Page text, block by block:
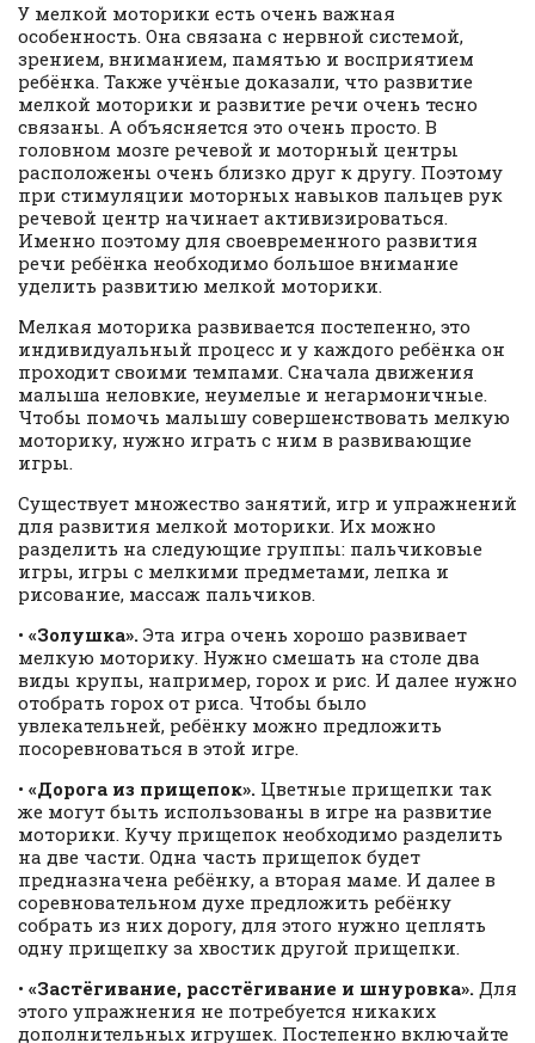
У мелкой моторики есть очень важная
особенность. Она связана с нервной системой,
зрением, вниманием, памятью и восприятием
ребёнка. Также учёные доказали, что развитие
мелкой моторики и развитие речи очень тесно
связаны. А объясняется это очень просто. В
головном мозге речевой и моторный центры
расположены очень близко друг к другу. Поэтому
при стимуляции моторных навыков пальцев рук
речевой центр начинает активизироваться.
Именно поэтому для своевременного развития
речи ребёнка необходимо большое внимание
уделить развитию мелкой моторики.
Мелкая моторика развивается постепенно, это
индивидуальный процесс и у каждого ребёнка он
проходит своими темпами. Сначала движения
малыша неловкие, неумелые и негармоничные.
Чтобы помочь малышу совершенствовать мелкую
моторику, нужно играть с ним в развивающие
игры.
Существует множество занятий, игр и упражнений
для развития мелкой моторики. Их можно
разделить на следующие группы: пальчиковые
игры, игры с мелкими предметами, лепка и
рисование, массаж пальчиков.
• «Золушка». Эта игра очень хорошо развивает
мелкую моторику. Нужно смешать на столе два
виды крупы, например, горох и рис. И далее нужно
отобрать горох от риса. Чтобы было
увлекательней, ребёнку можно предложить
посоревноваться в этой игре.
• «Дорога из прищепок». Цветные прищепки так
же могут быть использованы в игре на развитие
моторики. Кучу прищепок необходимо разделить
на две части. Одна часть прищепок будет
предназначена ребёнку, а вторая маме. И далее в
соревновательном духе предложить ребёнку
собрать из них дорогу, для этого нужно цеплять
одну прищепку за хвостик другой прищепки.
• «Застёгивание, расстёгивание и шнуровка». Для
этого упражнения не потребуется никаких
дополнительных игрушек. Постепенно включайте